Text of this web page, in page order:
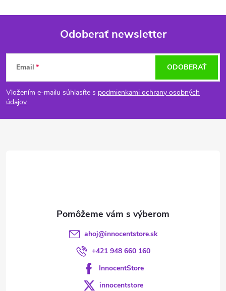
Z
á
p
Odoberať newsletter
Email
Vložením e-mailu súhlasíte s podmienkami ochrany osobných
údajov
ODOBERAŤ
ahoj@innocentstore.sk
+421 948 660 160
InnocentStore
innocentstore